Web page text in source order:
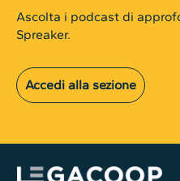
Ascolta i podcast di
Spreaker.
Accedi alla sezione